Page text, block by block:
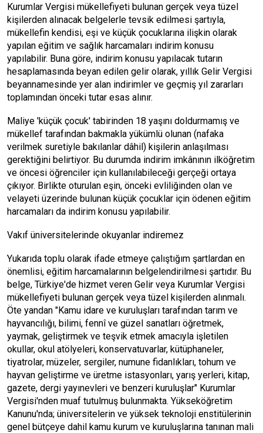
Kurumlar Vergisi mükellefiyeti bulunan gerçek veya tüzel
kişilerden alınacak belgelerle tevsik edilmesi şartıyla,
mükellefin kendisi, eşi ve küçük çocuklarına ilişkin olarak
yapılan eğitim ve sağlık harcamaları indirim konusu
yapılabilir. Buna göre, indirim konusu yapılacak tutarın
hesaplamasında beyan edilen gelir olarak, yıllık Gelir Vergisi
beyannamesinde yer alan indirimler ve geçmiş yıl zararları
toplamından önceki tutar esas alınır.
Maliye 'küçük çocuk' tabirinden 18 yaşını doldurmamış ve
mükellef tarafından bakmakla yükümlü olunan (nafaka
verilmek suretiyle bakılanlar dâhil) kişilerin anlaşılması
gerektiğini belirtiyor. Bu durumda indirim imkânının ilköğretim
ve öncesi öğrenciler için kullanılabileceği gerçeği ortaya
çıkıyor. Birlikte oturulan eşin, önceki evliliğinden olan ve
velayeti üzerinde bulunan küçük çocuklar için ödenen eğitim
harcamaları da indirim konusu yapılabilir.
Vakıf üniversitelerinde okuyanlar indiremez
Yukarıda toplu olarak ifade etmeye çalıştığım şartlardan en
önemlisi, eğitim harcamalarının belgelendirilmesi şartıdır. Bu
belge, Türkiye'de hizmet veren Gelir veya Kurumlar Vergisi
mükellefiyeti bulunan gerçek veya tüzel kişilerden alınmalı.
Öte yandan "Kamu idare ve kuruluşları tarafından tarım ve
hayvancılığı, bilimi, fennî ve güzel sanatları öğretmek,
yaymak, geliştirmek ve teşvik etmek amacıyla işletilen
okullar, okul atölyeleri, konservatuvarlar, kütüphaneler,
tiyatrolar, müzeler, sergiler, numune fidanlıkları, tohum ve
hayvan geliştirme ve üretme istasyonları, yarış yerleri, kitap,
gazete, dergi yayınevleri ve benzeri kuruluşlar" Kurumlar
Vergisi'nden muaf tutulmuş bulunmakta. Yükseköğretim
Kanunu'nda; üniversitelerin ve yüksek teknoloji enstitülerinin
genel bütçeye dahil kamu kurum ve kuruluşlarına tanınan mali